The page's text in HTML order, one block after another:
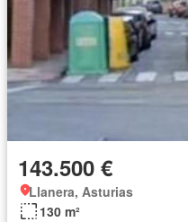
143.500 €
Llanera, Asturias
130 m²